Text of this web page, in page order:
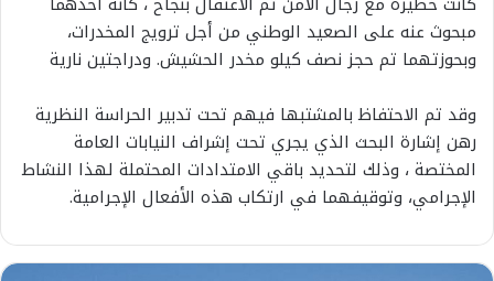
مبحوث عنه على الصعيد الوطني من أجل ترويج المخدرات،
وبحوزتهما تم حجز نصف كيلو مخدر الحشيش. ودراجتين نارية
وقد تم الاحتفاظ بالمشتبها فيهم تحت تدبير الحراسة النظرية
رهن إشارة البحث الذي يجري تحت إشراف النيابات العامة
المختصة ، وذلك لتحديد باقي الامتدادات المحتملة لهذا النشاط
الإجرامي، وتوقيفهما في ارتكاب هذه الأفعال الإجرامية.
ب